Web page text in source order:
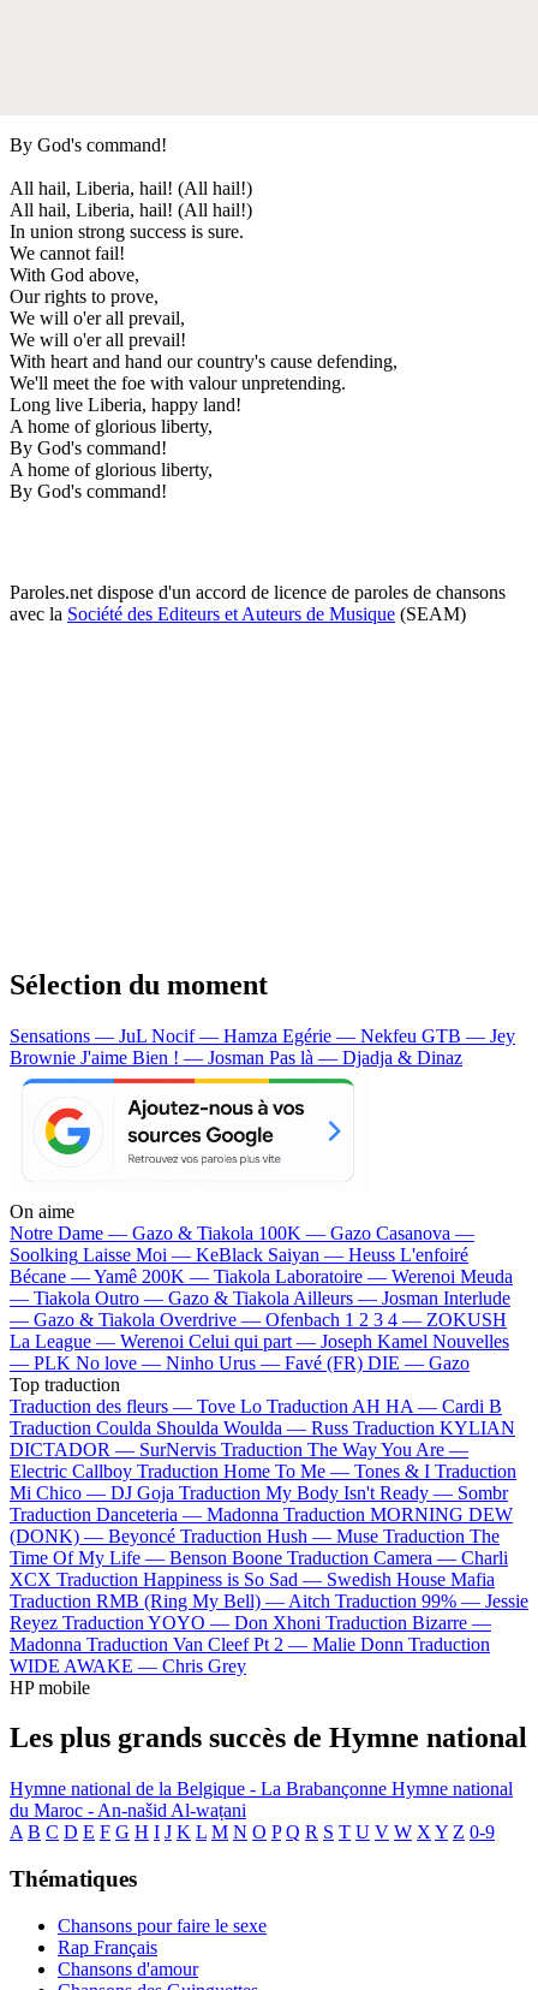
By God's command!
All hail, Liberia, hail! (All hail!)
All hail, Liberia, hail! (All hail!)
In union strong success is sure.
We cannot fail!
With God above,
Our rights to prove,
We will o'er all prevail,
We will o'er all prevail!
With heart and hand our country's cause defending,
We'll meet the foe with valour unpretending.
Long live Liberia, happy land!
A home of glorious liberty,
By God's command!
A home of glorious liberty,
By God's command!
Paroles.net dispose d'un accord de licence de paroles de chansons
avec la Société des Editeurs et Auteurs de Musique (SEAM)
Sélection du moment
Sensations — JuL Nocif — Hamza Egérie — Nekfeu GTB — Jey
Brownie J'aime Bien ! — Josman Pas là — Djadja & Dinaz
On aime
Notre Dame — Gazo & Tiakola 100K — Gazo Casanova —
Soolking Laisse Moi — KeBlack Saiyan — Heuss L'enfoiré
Bécane —Yamê 200K — Tiakola Laboratoire — Werenoi Meuda
— Tiakola Outro — Gazo & Tiakola Ailleurs — Josman Interlude
— Gazo & Tiakola Overdrive — Ofenbach 1 2 3 4 — ZOKUSH
La League — Werenoi Celui qui part — Joseph Kamel Nouvelles
— PLK No love — Ninho Urus — Favé (FR) DIE — Gazo
Top traduction
Traduction des fleurs — Tove Lo Traduction AH HA — Cardi B
Traduction Coulda Shoulda Woulda — Russ Traduction KYLIAN
DICTADOR — SurNervis Traduction The Way You Are —
Electric Callboy Traduction Home To Me — Tones & I Traduction
Mi Chico — DJ Goja Traduction My Body Isn't Ready — Sombr
Traduction Danceteria — Madonna Traduction MORNING DEW
(DONK) — Beyoncé Traduction Hush — Muse Traduction The
Time Of My Life — Benson Boone Traduction Camera — Charli
XCX Traduction Happiness is So Sad — Swedish House Mafia
Traduction RMB (Ring My Bell) — Aitch Traduction 99% — Jessie
Reyez Traduction YOYO — Don Xhoni Traduction Bizarre —
Madonna Traduction Van Cleef Pt 2 — Malie Donn Traduction
WIDE AWAKE — Chris Grey
HP mobile
Les plus grands succès de Hymne national
Hymne national de la Belgique - La Brabançonne Hymne national
du Maroc - An-našid Al-waṭani
A B C D E F G H I J K L M N O P Q R S T U V W X Y Z 0-9
Thématiques
Chansons pour faire le sexe
Rap Français
Chansons d'amour